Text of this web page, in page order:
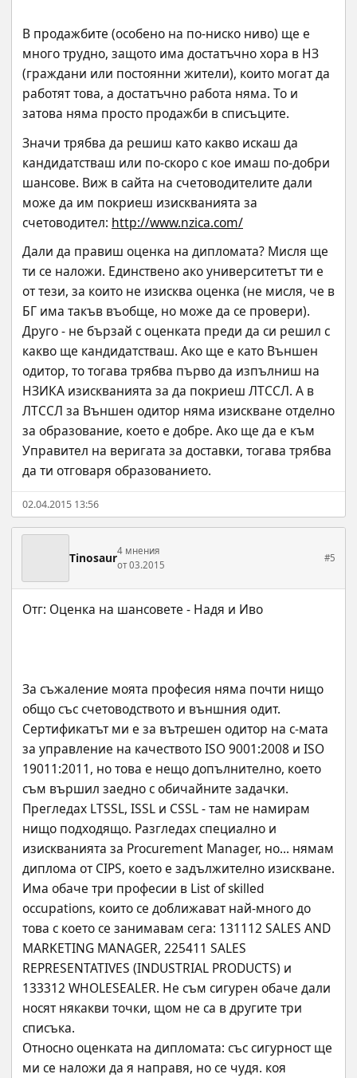
В продажбите (особено на по-ниско ниво) ще е
много трудно, защото има достатъчно хора в НЗ
(граждани или постоянни жители), които могат да
работят това, а достатъчно работа няма. То и
затова няма просто продажби в списъците.
Значи трябва да решиш като какво искаш да
кандидатстваш или по-скоро с кое имаш по-добри
шансове. Виж в сайта на счетоводителите дали
може да им покриеш изискванията за
счетоводител: http://www.nzica.com/
Дали да правиш оценка на дипломата? Мисля ще
ти се наложи. Единствено ако университетът ти е
от тези, за които не изисква оценка (не мисля, че в
БГ има такъв въобще, но може да се провери).
Друго - не бързай с оценката преди да си решил с
какво ще кандидатстваш. Ако ще е като Външен
одитор, то тогава трябва първо да изпълниш на
НЗИКА изискванията за да покриеш ЛТССЛ. А в
ЛТССЛ за Външен одитор няма изискване отделно
за образование, което е добре. Ако ще да е към
Управител на веригата за доставки, тогава трябва
да ти отговаря образованието.
02.04.2015 13:56
Tinosaur4 мнения
от 03.2015
#5
За съжаление моята професия няма почти нищо
общо със счетоводството и външния одит.
Сертификатът ми е за вътрешен одитор на с-мата
за управление на качеството ISO 9001:2008 и ISO
19011:2011, но това е нещо допълнително, което
съм вършил заедно с обичайните задачки.
Прегледах LTSSL, ISSL и CSSL - там не намирам
нищо подходящо. Разгледах специално и
изискванията за Procurement Manager, но... нямам
диплома от CIPS, което е задължително изискване.
Има обаче три професии в List of skilled
occupations, които се доближават най-много до
това с което се занимавам сега: 131112 SALES AND
MARKETING MANAGER, 225411 SALES
REPRESENTATIVES (INDUSTRIAL PRODUCTS) и
133312 WHOLESEALER. Не съм сигурен обаче дали
носят някакви точки, щом не са в другите три
списъка.
Относно оценката на дипломата: със сигурност ще
ми се наложи да я направя, но се чудя. коя